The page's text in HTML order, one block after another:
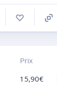
Prix
15,90€